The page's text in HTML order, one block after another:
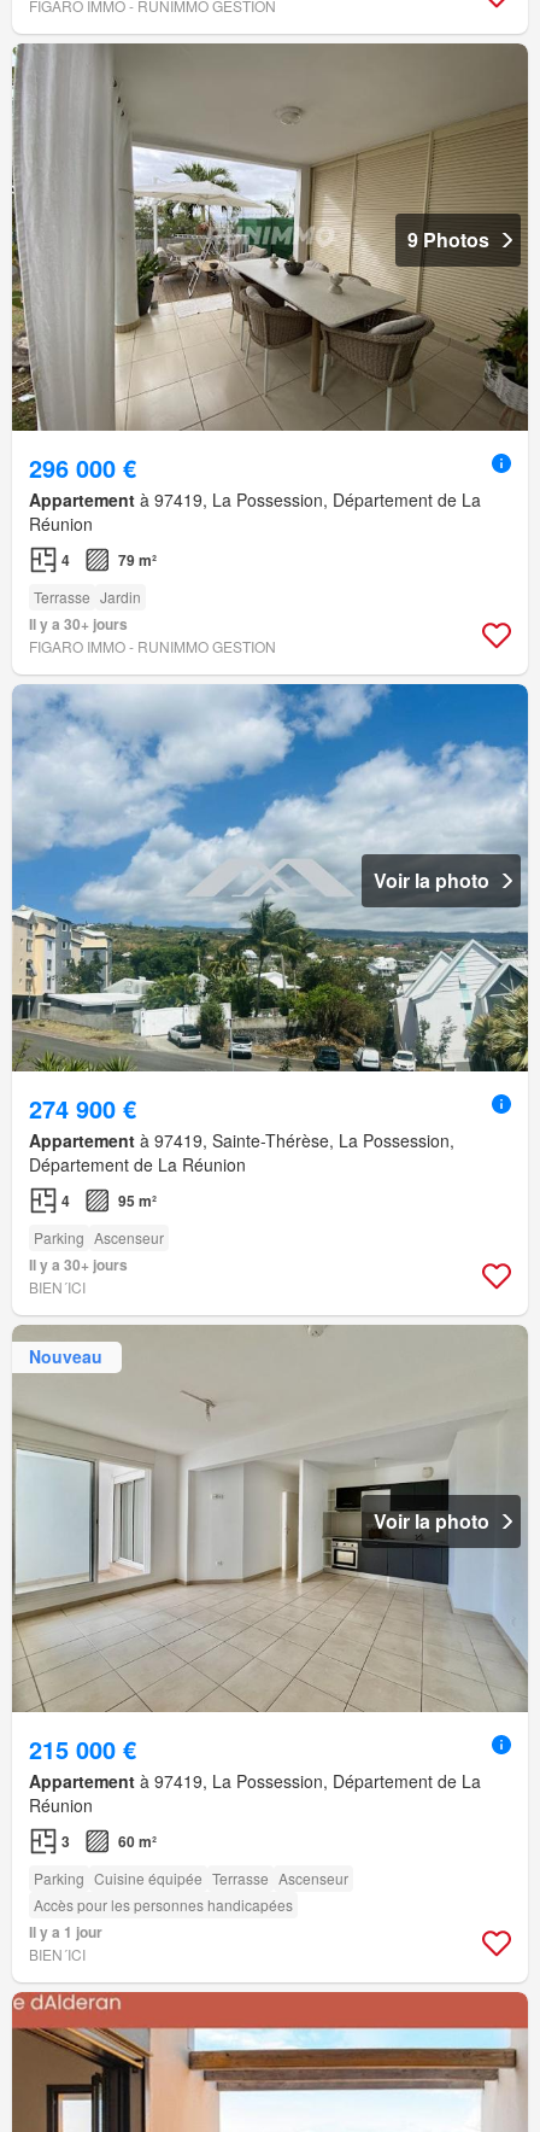
FIGARO IMMO - RUNIMMO GESTION
9 Photos
296 000 €
Appartement à 97419, La Possession, Département de La
Réunion
4 79 m²
Terrasse Jardin
Il y a 30+ jours
FIGARO IMMO - RUNIMMO GESTION
Voir la photo
274 900 €
Appartement à 97419, Sainte-Thérèse, La Possession,
Département de La Réunion
4 95 m²
Parking Ascenseur
Il y a 30+ jours
BIEN´ICI
Nouveau
Voir la photo
215 000 €
Appartement à 97419, La Possession, Département de La
Réunion
3 60 m²
Parking Cuisine équipée Terrasse Ascenseur
Accès pour les personnes handicapées
Il y a 1 jour
BIEN´ICI